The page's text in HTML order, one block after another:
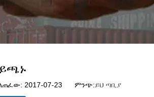
ይጫኑ
2017-07-23 ምንጭ:ይህ ጣቢያ